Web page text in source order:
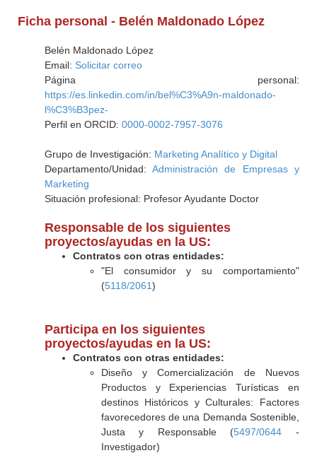
Ficha personal - Belén Maldonado López
Belén Maldonado López
Email: Solicitar correo
Página personal:
https://es.linkedin.com/in/bel%C3%A9n-maldonado-
l%C3%B3pez-
Perfil en ORCID: 0000-0002-7957-3076
Grupo de Investigación: Marketing Analítico y Digital
Departamento/Unidad:Administración de Empresas y
Marketing
Situación profesional: Profesor Ayudante Doctor
Responsable de los siguientes
proyectos/ayudas en la US:
Contratos con otras entidades:
"El consumidor y su comportamiento"
(5118/2061)
Participa en los siguientes
proyectos/ayudas en la US:
Contratos con otras entidades:
Diseño y Comercialización de Nuevos
Productos y Experiencias Turísticas en
destinos Históricos y Culturales: Factores
favorecedores de una Demanda Sostenible,
Justa y Responsable (5497/0644 -
Investigador)